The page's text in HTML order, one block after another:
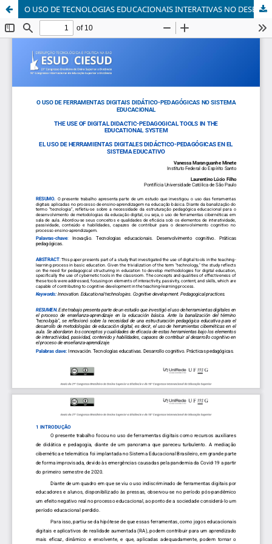
O USO DE TECNOLOGIAS EDUCACIONAIS INTERATIVAS NO DESENVOLVIMENTO COGNITIVO DE CRIANÇAS NA EDUCAÇÃO INFANTIL